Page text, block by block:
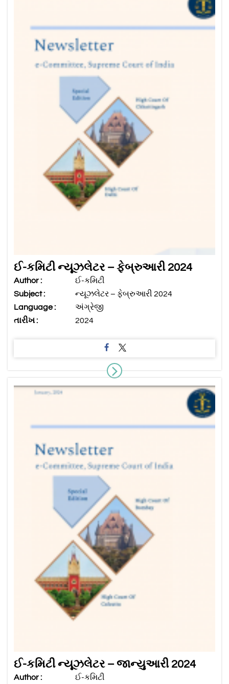
ઈ-કમિટી ન્યૂઝલેટર – ફેબ્રુઆરી 2024
Author :
ઈ-કમિટી
Subject :
ન્યૂઝલેટર – ફેબ્રુઆરી 2024
Language :
અંગ્રેજી
તારીખ :
2024
ઈ-કમિટી ન્યૂઝલેટર – જાન્યુઆરી 2024
Author : ઈ-કમિટી